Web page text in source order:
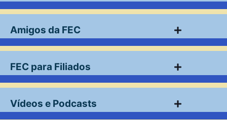
Amigos da FEC
FEC para Filiados
Vídeos e Podcasts